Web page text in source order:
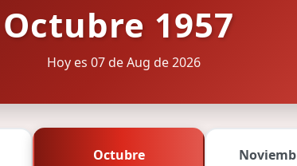
Octubre 1957
Hoy es 07 de Aug de 2026
Octubre